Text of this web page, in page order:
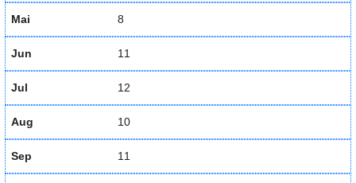
Mai 8
Jun 11
Jul 12
Aug 10
Sep 11